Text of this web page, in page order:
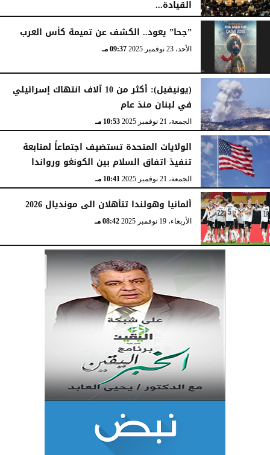
القيادة...
الأربعاء، 24 ديسمبر 2025
”جحا” يعود.. الكشف عن تميمة كأس العرب
الأحد، 23 نوفمبر 2025 09:37 مـ
(يونيفيل): أكثر من 10 آلاف انتهاك إسرائيلي
في لبنان منذ عام
الجمعة، 21 نوفمبر 2025 10:53 مـ
الولايات المتحدة تستضيف اجتماعاً لمتابعة
تنفيذ اتفاق السلام بين الكونغو ورواندا
الجمعة، 21 نوفمبر 2025 10:41 مـ
ألمانيا وهولندا تتأهلان الى مونديال 2026
الأربعاء، 19 نوفمبر 2025 08:42 مـ